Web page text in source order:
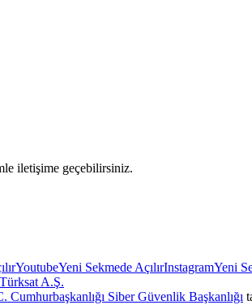
iletişime geçebilirsiniz.
YoutubeYeni Sekmede AçılırInstagramYeni
Cumhurbaşkanlığı Siber Güvenlik Başkanlığı